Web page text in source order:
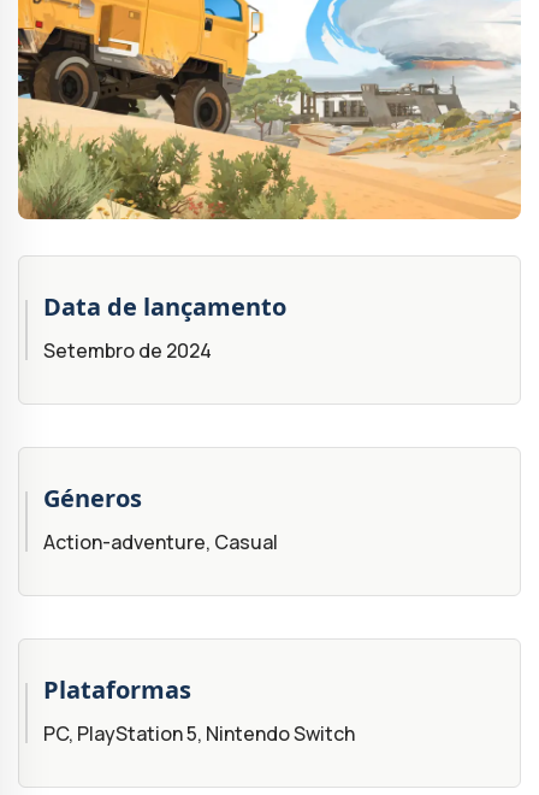
Data de lançamento
Setembro de 2024
Géneros
Action-adventure, Casual
Plataformas
PC, PlayStation 5, Nintendo Switch